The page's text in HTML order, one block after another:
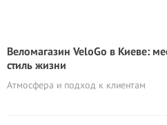
Веломагазин VeloGo в Киеве:
стиль жизни
Атмосфера и подход к клиентам